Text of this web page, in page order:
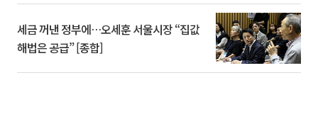
세금 꺼낸 정부에…오세훈 서울시장 “집값
해법은 공급” [종합]